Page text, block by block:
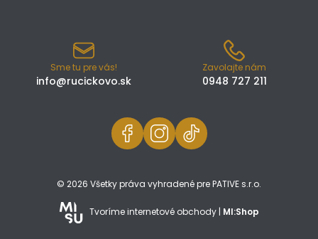
Sme tu pre vás!
info@rucickovo.sk
Zavolajte nám
0948 727 211
© 2026 Všetky práva vyhradené pre PATIVE s.r.o.
Tvoríme internetové obchody | MI:Shop